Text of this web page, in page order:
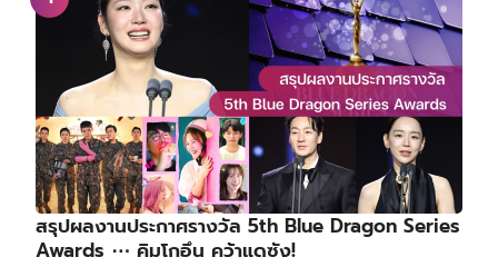
สรุปผลงานประกาศรางวัล 5th Blue Dragon Series
Awards ⋯ คิมโกอึน คว้าแดซัง!